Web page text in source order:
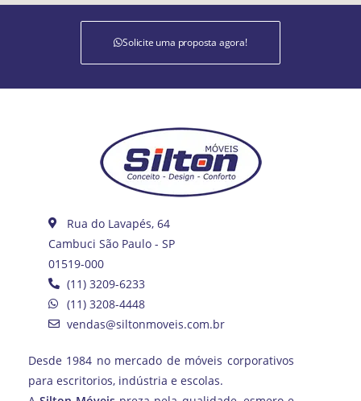
Solicite uma proposta agora!
Rua do Lavapés, 64
Cambuci São Paulo - SP
01519-000
(11) 3209-6233
(11) 3208-4448
vendas@siltonmoveis.com.br
Desde 1984 no mercado de móveis corporativos
para escritorios, indústria e escolas.